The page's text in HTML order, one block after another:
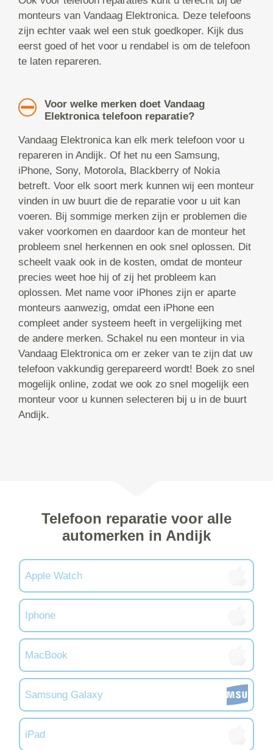
monteurs van Vandaag Elektronica. Deze telefoons
zijn echter vaak wel een stuk goedkoper. Kijk dus
eerst goed of het voor u rendabel is om de telefoon
te laten repareren.
Voor welke merken doet Vandaag
Elektronica telefoon reparatie?
Vandaag Elektronica kan elk merk telefoon voor u
repareren in Andijk. Of het nu een Samsung,
iPhone, Sony, Motorola, Blackberry of Nokia
betreft. Voor elk soort merk kunnen wij een monteur
vinden in uw buurt die de reparatie voor u uit kan
voeren. Bij sommige merken zijn er problemen die
vaker voorkomen en daardoor kan de monteur het
probleem snel herkennen en ook snel oplossen. Dit
scheelt vaak ook in de kosten, omdat de monteur
precies weet hoe hij of zij het probleem kan
oplossen. Met name voor iPhones zijn er aparte
monteurs aanwezig, omdat een iPhone een
compleet ander systeem heeft in vergelijking met
de andere merken. Schakel nu een monteur in via
Vandaag Elektronica om er zeker van te zijn dat uw
telefoon vakkundig gerepareerd wordt! Boek zo snel
mogelijk online, zodat we ook zo snel mogelijk een
monteur voor u kunnen selecteren bij u in de buurt
Andijk.
Telefoon reparatie voor alle
automerken in Andijk
Apple Watch
Iphone
MacBook
Samsung Galaxy
iPad